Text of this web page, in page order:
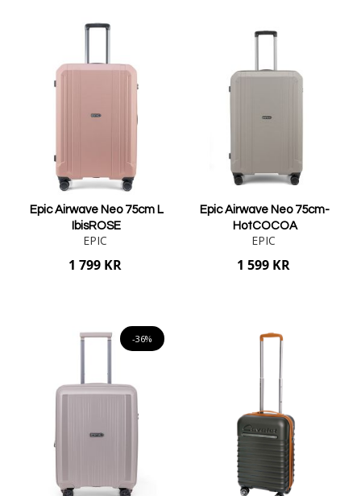
Epic Airwave Neo 75cm L
IbisROSE
EPIC
1 799 KR
Epic Airwave Neo 75cm-
HotCOCOA
EPIC
1 599 KR
-36%